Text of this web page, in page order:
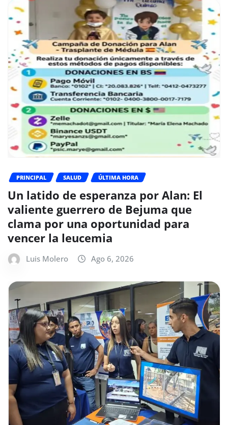
PRINCIPAL SALUD ÚLTIMA HORA
Un latido de esperanza por Alan: El
valiente guerrero de Bejuma que
clama por una oportunidad para
vencer la leucemia
Luis Molero Ago 6, 2026